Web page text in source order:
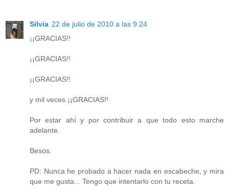
Silvia 22 de julio de 2010 a las 9:24
¡¡GRACIAS!!
¡¡GRACIAS!!
¡¡GRACIAS!!
y mil veces ¡¡GRACIAS!!
Por estar ahí y por contribuir a que todo esto marche
adelante.
Besos.
PD: Nunca he probado a hacer nada en escabeche, y mira
que me gusta... Tengo que intentarlo con tu receta.